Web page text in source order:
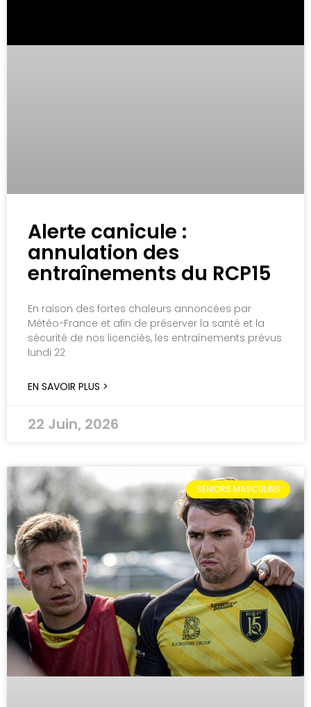
Alerte canicule :
annulation des
entraînements du RCP15
En raison des fortes chaleurs annoncées par
Météo-France et afin de préserver la santé et la
sécurité de nos licenciés, les entraînements prévus
lundi 22
EN SAVOIR PLUS >
22 Juin, 2026
SÉNIORS MASCULINS